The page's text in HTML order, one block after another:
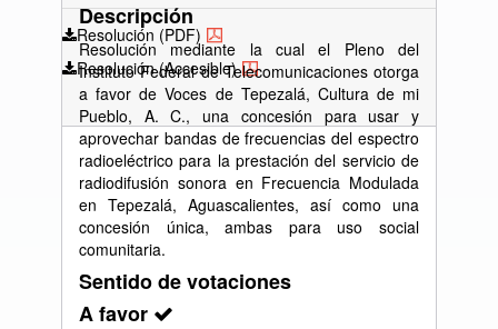
Resolución (PDF)
Resolución (Accesible)
Descripción
Resolución mediante la cual el Pleno del
Instituto Federal de Telecomunicaciones otorga
a favor de Voces de Tepezalá, Cultura de mi
Pueblo, A. C., una concesión para usar y
aprovechar bandas de frecuencias del espectro
radioeléctrico para la prestación del servicio de
radiodifusión sonora en Frecuencia Modulada
en Tepezalá, Aguascalientes, así como una
concesión única, ambas para uso social
comunitaria.
Sentido de votaciones
A favor